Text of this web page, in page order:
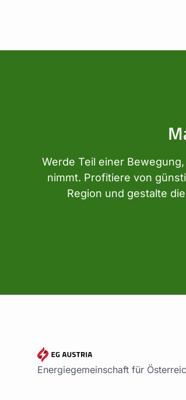
Werde Teil einer
nimmt. Profitiere von
Region und gestalte
Energiegemeinschaft für